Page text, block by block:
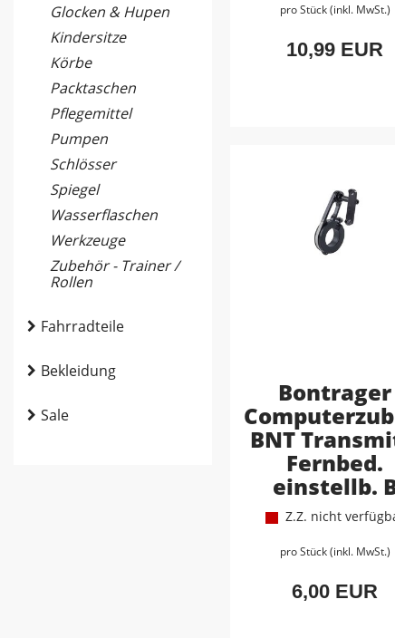
Glocken & Hupen
Kindersitze
Körbe
Packtaschen
Pflegemittel
Pumpen
Schlösser
Spiegel
Wasserflaschen
Werkzeuge
Zubehör - Trainer /
Rollen
Fahrradteile
Bekleidung
Sale
pro Stück (inkl. MwSt.)
10,99 EUR
Bontrager
BNT
Fernbed.
einstellb.
Z.Z. nicht
pro Stück (inkl. MwSt.)
6,00 EUR